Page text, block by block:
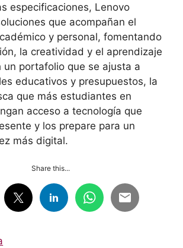
especificaciones, Lenovo
que acompañan el
y personal, fomentando
la creatividad y el aprendizaje
un portafolio que se ajusta a
educativos y presupuestos, la
que más estudiantes en
acceso a tecnología que
y los prepare para un
más digital.
Share this...